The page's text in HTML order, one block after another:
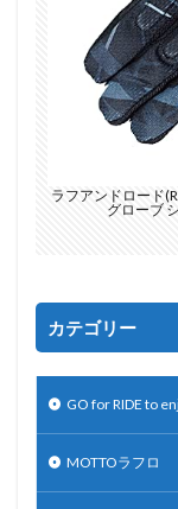
ラフアンドロード
グローブ
カテゴリー
GO for RIDE to
MOTTOラフロ